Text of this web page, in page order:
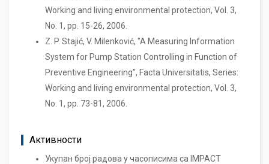
Working and living environmental protection, Vol. 3,
No. 1, pp. 15-26, 2006.
Z. P. Stajić, V. Milenković, "A Measuring Information
System for Pump Station Controlling in Function of
Preventive Engineering”, Facta Universitatis, Series:
Working and living environmental protection, Vol. 3,
No. 1, pp. 73-81, 2006.
Активности
Укупан број радова у часописима са IMPACT